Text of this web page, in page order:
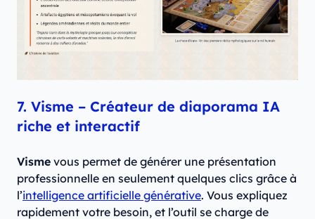
7. Visme – Créateur de diaporama IA
riche et interactif
Visme vous permet de générer une présentation
professionnelle en seulement quelques clics grâce à
l’intelligence artificielle générative. Vous expliquez
rapidement votre besoin, et l’outil se charge de